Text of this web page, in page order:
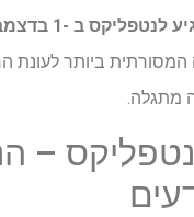
ביותר לעונת
מתגלה.
2' בנטפליקס